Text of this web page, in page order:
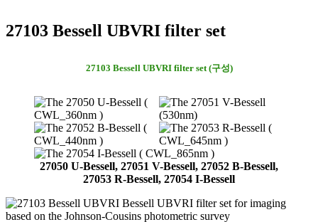
27103 Bessell UBVRI filter set
27103 Bessell UBVRI filter set (구성)
27050 U-Bessell, 27051 V-Bessell, 27052 B-Bessell,
27053 R-Bessell, 27054 I-Bessell